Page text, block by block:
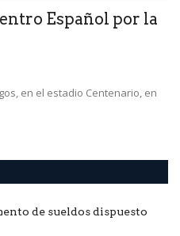
Español por la
en el estadio Centenario, en
de sueldos dispuesto